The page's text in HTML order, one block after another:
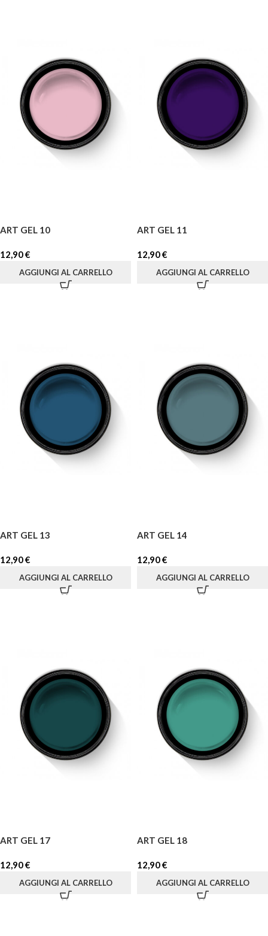
ART GEL 10
12,90€
AGGIUNGI AL CARRELLO
ART GEL 11
12,90€
AGGIUNGI AL CARRELLO
ART GEL 13
12,90€
AGGIUNGI AL CARRELLO
ART GEL 14
12,90€
AGGIUNGI AL CARRELLO
ART GEL 17
12,90€
AGGIUNGI AL CARRELLO
ART GEL 18
12,90€
AGGIUNGI AL CARRELLO